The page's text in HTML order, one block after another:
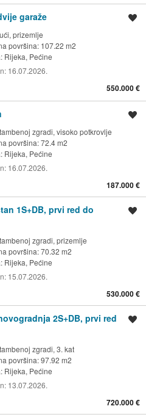
garaže
prizemlje
površina: 107.22 m2
Rijeka, Pećine
16.07.2026.
550.000 €
zgradi, visoko potkrovlje
površina: 72.4 m2
Rijeka, Pećine
16.07.2026.
187.000 €
1S+DB, prvi red do
zgradi, prizemlje
površina: 70.32 m2
Rijeka, Pećine
15.07.2026.
530.000 €
2S+DB, prvi red
zgradi, 3. kat
površina: 97.92 m2
Rijeka, Pećine
13.07.2026.
720.000 €